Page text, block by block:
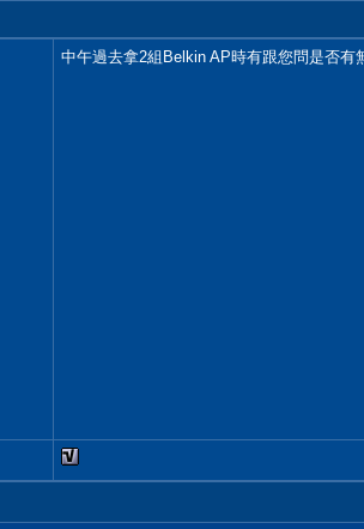
中午過去拿2組Belkin AP時有跟您問是否